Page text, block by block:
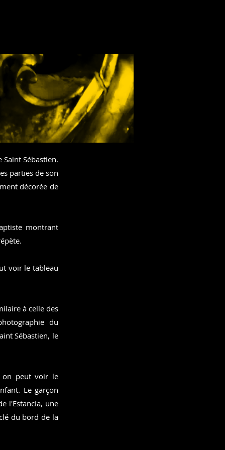
Sébastien.
parties de son
décorée de
montrant
voir le tableau
à celle des
du
Sébastien, le
on peut voir le
Le garçon
l'Estancia, une
du bord de la